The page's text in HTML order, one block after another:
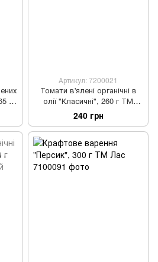
г
Артикул: 7200021
Томати в'ялені органічні в
олії "Класичні", 260 г ТМ
Дунайський Аграрій
240 грн